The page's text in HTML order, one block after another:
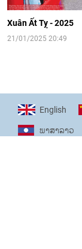
16:58|10/06/2026
17:07|09/06/2026
Xuân Ất Tỵ - 2025
21/01/2025 20:49
English
ພາ​ສາ​ລາວ